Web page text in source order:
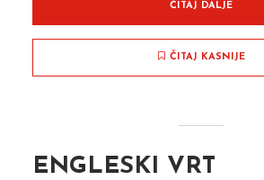
ČITAJ DALJE
ČITAJ KASNIJE
ENGLESKI VRT